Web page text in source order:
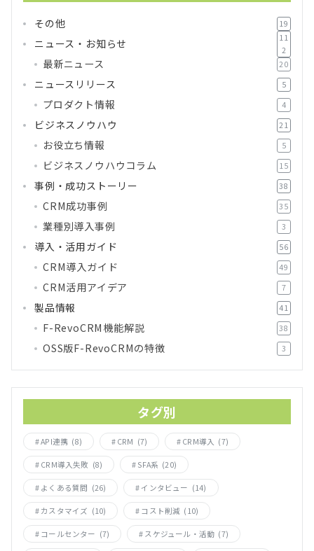
その他 19
ニュース・お知らせ
11
2
最新ニュース 20
ニュースリリース 5
プロダクト情報 4
ビジネスノウハウ 21
お役立ち情報 5
ビジネスノウハウコラム 15
事例・成功ストーリー 38
CRM成功事例 35
業種別導入事例 3
導入・活用ガイド 56
CRM導入ガイド 49
CRM活用アイデア 7
製品情報 41
F-RevoCRM機能解説 38
OSS版F-RevoCRMの特徴 3
タグ別
API連携 (8) CRM (7) CRM導入 (7)
CRM導入失敗 (8) SFA系 (20)
よくある質問 (26) インタビュー (14)
カスタマイズ (10) コスト削減 (10)
コールセンター (7) スケジュール・活動 (7)